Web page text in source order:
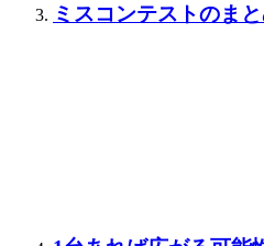
ミスコンテストのま